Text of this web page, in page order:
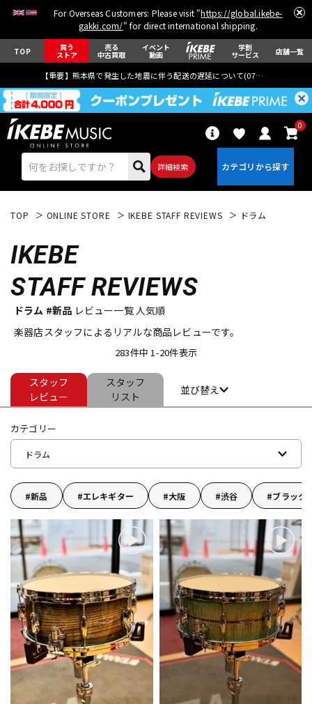
For Overseas Customers: Please visit "https://global.ikebe-
gakki.com/" for direct international shipping.
TOP 買う
ストア
売る
中古買取
イベント
動画
学割
サービス 店舗一覧
【重要】熊本県で発生した地震に伴う配送の遅延について(07月29日
詳細検索
0
エレキギター
ベース ウクレレ
ドラム パーカッション
管楽器 その他楽器
エフェクター
DTM オンライン納品 レコーディング機器
配信/ライブ機器 楽器アクセサリ
TOP ONLINE STORE IKEBE STAFF REVIEWS ドラム
IKEBE
STAFF REVIEWS
ドラム #新品 レビュー一覧 人気順
楽器店スタッフによるリアルな商品レビューです。
283件中 1-20件表示
スタッフ
レビュー
スタッフ
リスト
並び替え
カテゴリー
ドラム
新品 エレキギター 大阪 渋谷 ブラック